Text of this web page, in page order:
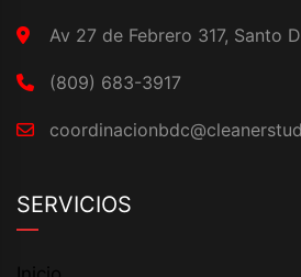
Av 27 de Febrero 317, Santo
(809) 683-3917
SERVICIOS